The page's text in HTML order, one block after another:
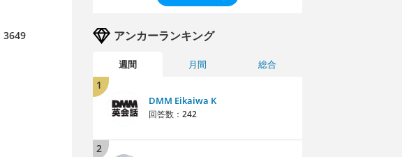
3649 アンカーランキング
週間 月間 総合
1
DMM Eikaiwa K
回答数： 242
2